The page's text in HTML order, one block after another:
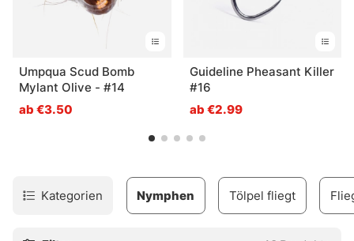
Umpqua Scud Bomb
Mylant Olive - #14
ab €3.50
Guideline Pheasant Killer
#16
ab €2.99
Kategorien Tölpel fliegt
Nymphen